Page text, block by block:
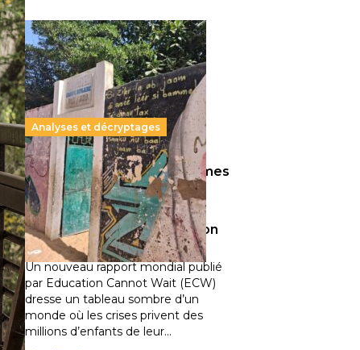
Analyses et décryptages
258 millions d’enfants victimes
de la guerre, des chocs
climatiques et des
déplacements de population
11 juillet 2026 -National
Un nouveau rapport mondial publié
par Education Cannot Wait (ECW)
dresse un tableau sombre d’un
monde où les crises privent des
millions d’enfants de leur…